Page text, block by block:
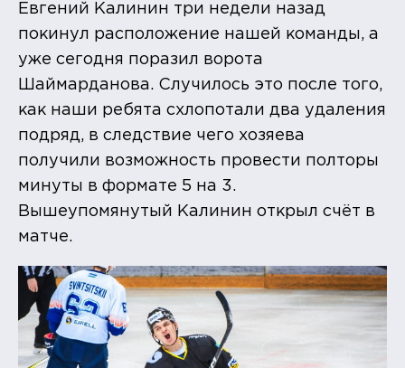
Евгений Калинин три недели назад
покинул расположение нашей команды, а
уже сегодня поразил ворота
Шаймарданова. Случилось это после того,
как наши ребята схлопотали два удаления
подряд, в следствие чего хозяева
получили возможность провести полторы
минуты в формате 5 на 3.
Вышеупомянутый Калинин открыл счёт в
матче.